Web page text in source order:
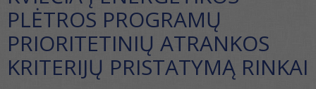
PLĖTROS PROGRAMŲ
PRIORITETINIŲ ATRANKOS
KRITERIJŲ PRISTATYMĄ RINKAI